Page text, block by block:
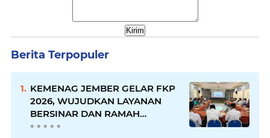
Berita Terpopuler
KEMENAG JEMBER GELAR FKP
2026, WUJUDKAN LAYANAN
BERSINAR DAN RAMAH
DISABILITAS